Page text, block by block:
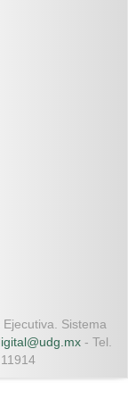
Sistema
- Tel.